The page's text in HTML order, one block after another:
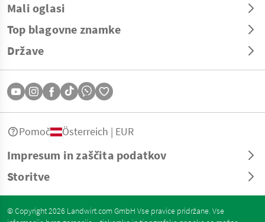
Mali oglasi
Top blagovne znamke
Države
Impresum in zaščita podatkov
Storitve
Pomoč Österreich | EUR
© Copyright 2026 Landwirt.com GmbH Vse pravice pridržane. Vse